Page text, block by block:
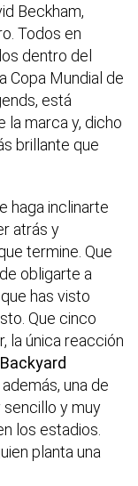
Beckham,
Todos en
dentro del
Copa Mundial de
está
la marca y, dicho
brillante que
haga inclinarte
atrás y
termine. Que
obligarte a
has visto
Que cinco
la única reacción
Backyard
una de
sencillo y muy
los estadios.
planta una